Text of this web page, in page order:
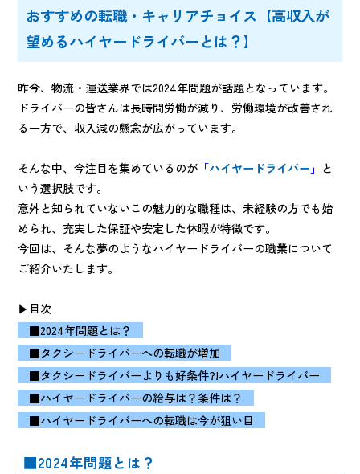
おすすめの転職・キャリアチョイス【高収入が
望めるハイヤードライバーとは？】
昨今、物流・運送業界では2024年問題が話題となっています。
ドライバーの皆さんは長時間労働が減り、労働環境が改善され
る一方で、収入減の懸念が広がっています。
そんな中、今注目を集めているのが 「ハイヤードライバー 」 と
いう選択肢です。
意外と知られていないこの魅力的な職種は、未経験の方でも始
められ、充実した保証や安定した休暇が特徴です。
今回は、そんな夢のようなハイヤードライバーの職業について
ご紹介いたします。
▶目次
■2024年問題とは？
■タクシードライバーへの転職が増加
■タクシードライバーよりも好条件?!ハイヤードライバー
■ハイヤードライバーの給与は？条件は？
■ハイヤードライバーへの転職は今が狙い目
■2024年問題とは？